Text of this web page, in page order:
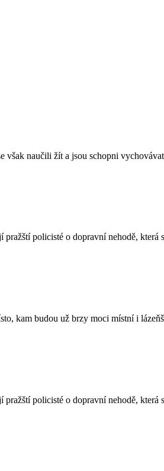
naučili žít a jsou schopni
policisté o dopravní nehodě, která
kam budou už brzy moci místní i
policisté o dopravní nehodě, která